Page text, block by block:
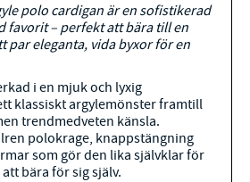
polo cardigan är en sofistikerad
favorit – perfekt att bära till en
par eleganta, vida byxor för en
i en mjuk och lyxig
klassiskt argylemönster framtill
trendmedveten känsla.
polokrage, knappstängning
som gör den lika självklar för
bära för sig själv.